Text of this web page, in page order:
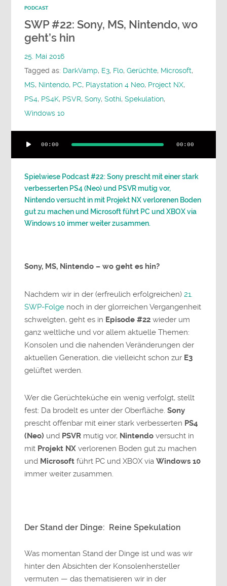
PODCAST
SWP #22: Sony, MS, Nintendo, wo
geht’s hin
25. Mai 2016
Tagged as: DarkVamp, E3, Flo,Gerüchte, Microsoft,
MS, Nintendo, PC, Playstation 4 Neo, Project NX,
PS4, PS4K, PSVR,Sony,Sothi,Spekulation,
Windows 10
Player
00:00 00:00
Spielwiese Podcast #22: Sony prescht mit einer stark
verbesserten PS4 (Neo) und PSVR mutig vor,
Nintendo versucht in mit Projekt NX verlorenen Boden
gut zu machen und Microsoft führt PC und XBOX via
Windows 10 immer weiter zusammen.
Sony, MS, Nintendo – wo geht es hin?
Nachdem wir in der (erfreulich erfolgreichen)21.
SWP-Folge noch in der glorreichen Vergangenheit
schwelgten, geht es in Episode #22 wieder um
ganz weltliche und vor allem aktuelle Themen:
Konsolen und die nahenden Veränderungen der
aktuellen Generation, die vielleicht schon zur E3
gelüftet werden.
Wer die Gerüchteküche ein wenig verfolgt, stellt
fest: Da brodelt es unter der Oberfläche.Sony
prescht offenbar mit einer stark verbesserten PS4
(Neo) und PSVR mutig vor, Nintendo versucht in
mit Projekt NX verlorenen Boden gut zu machen
und Microsoft führt PC und XBOX viaWindows 10
immer weiter zusammen.
Der Stand der Dinge: Reine Spekulation
Was momentan Stand der Dinge ist und was wir
hinter den Absichten der Konsolenhersteller
vermuten — das thematisieren wir in der